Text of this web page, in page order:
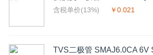
含税单价(13%) ￥0.021
TVS二极管 SMAJ6.0CA 6V